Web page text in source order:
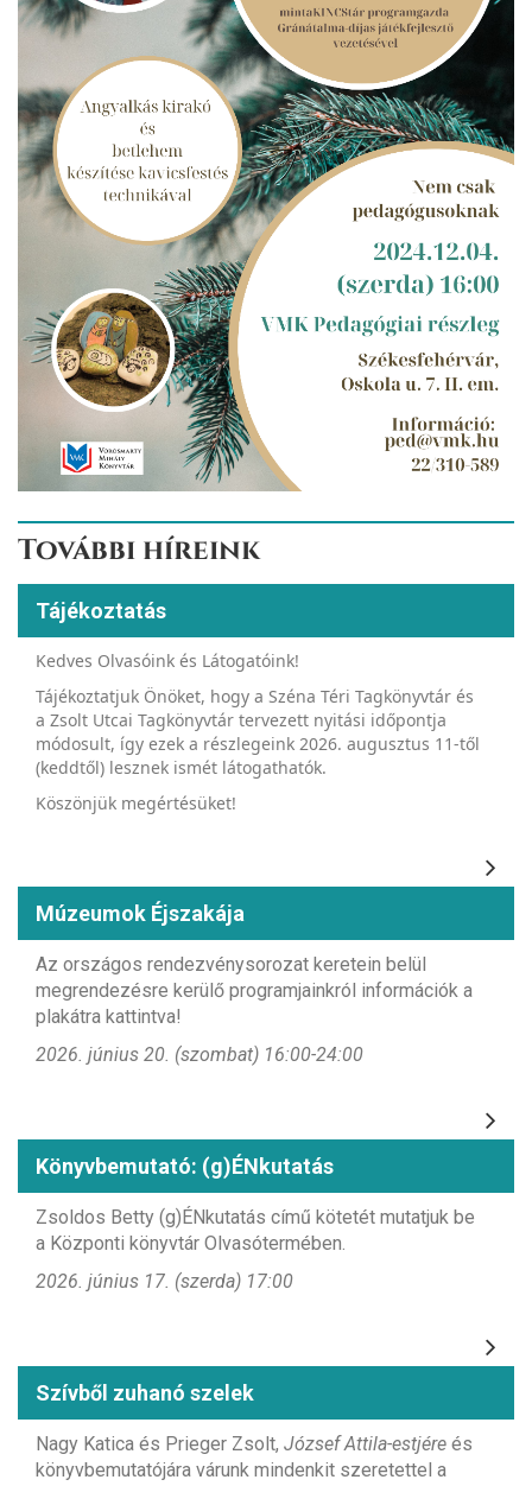
További híreink
Tájékoztatás
Kedves Olvasóink és Látogatóink!
Tájékoztatjuk Önöket, hogy a Széna Téri Tagkönyvtár és
a Zsolt Utcai Tagkönyvtár tervezett nyitási időpontja
módosult, így ezek a részlegeink 2026. augusztus 11-től
(keddtől) lesznek ismét látogathatók.
Köszönjük megértésüket!
Múzeumok Éjszakája
Az országos rendezvénysorozat keretein belül
megrendezésre kerülő programjainkról információk a
plakátra kattintva!
2026. június 20. (szombat) 16:00-24:00
Könyvbemutató: (g)ÉNkutatás
Zsoldos Betty (g)ÉNkutatás című kötetét mutatjuk be
a Központi könyvtár Olvasótermében.
2026. június 17. (szerda) 17:00
Szívből zuhanó szelek
Nagy Katica és Prieger Zsolt, József Attila-estjére és
könyvbemutatójára várunk mindenkit szeretettel a